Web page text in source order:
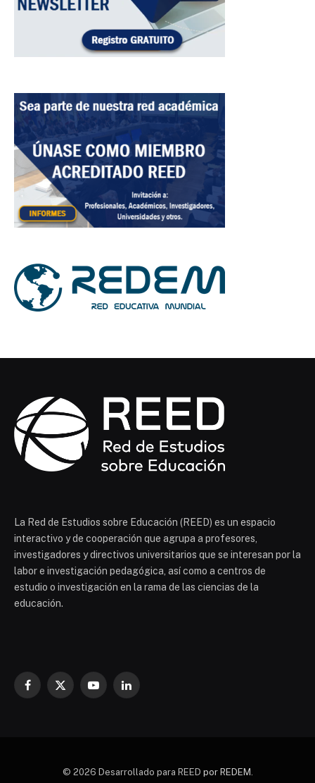
La Red de Estudios sobre Educación (REED) es un espacio
interactivo y de cooperación que agrupa a profesores,
investigadores y directivos universitarios que se interesan por la
labor e investigación pedagógica, así como a centros de
estudio o investigación en la rama de las ciencias de la
educación.
Facebook
X
YouTubeLinkedIn
© 2026 Desarrollado para REED por REDEM.